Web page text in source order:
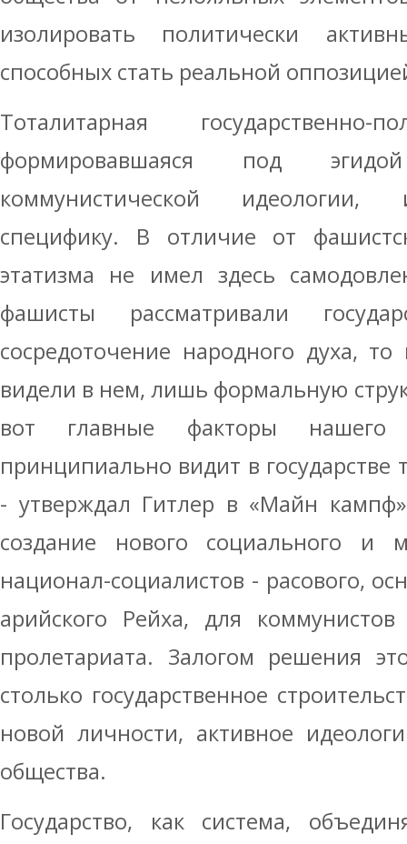
изолировать политически
способных стать реальной
Тоталитарная государственно-
формировавшаяся под
коммунистической идеологии,
специфику. В отличие от
этатизма не имел здесь
фашисты рассматривали
сосредоточение народного духа,
видели в нем, лишь формальную
вот главные факторы нашего
принципиально видит в государстве
- утверждал Гитлер в «Майн
создание нового социального и
национал-социалистов - расового,
арийского Рейха, для
пролетариата. Залогом решения
столько государственное
новой личности, активное
общества.
Государство, как система,